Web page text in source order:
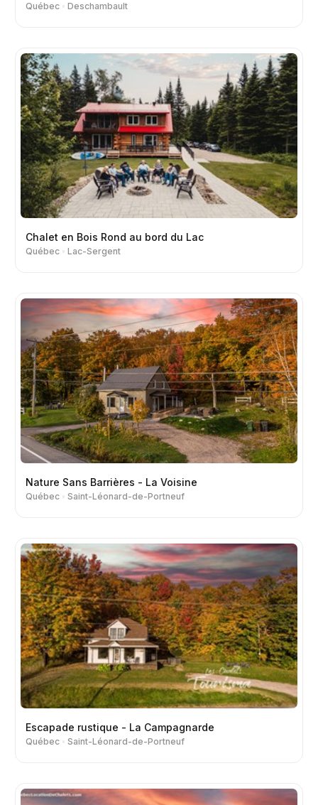
Québec Deschambault
Chalet en Bois Rond au bord du Lac
Québec Lac-Sergent
Nature Sans Barrières - La Voisine
Québec Saint-Léonard-de-Portneuf
Escapade rustique - La Campagnarde
Québec Saint-Léonard-de-Portneuf